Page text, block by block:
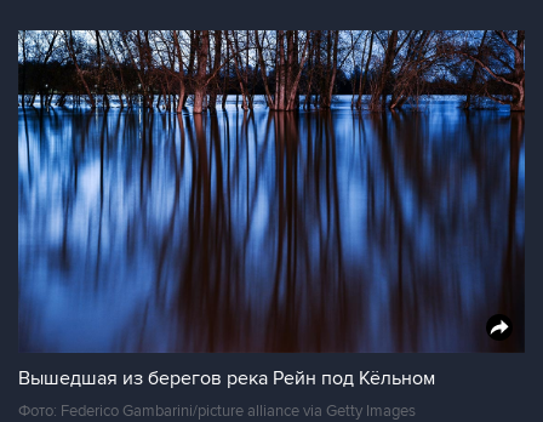
Вышедшая из берегов река Рейн под Кёльном
Фото: Federico Gambarini/picture alliance via Getty Images